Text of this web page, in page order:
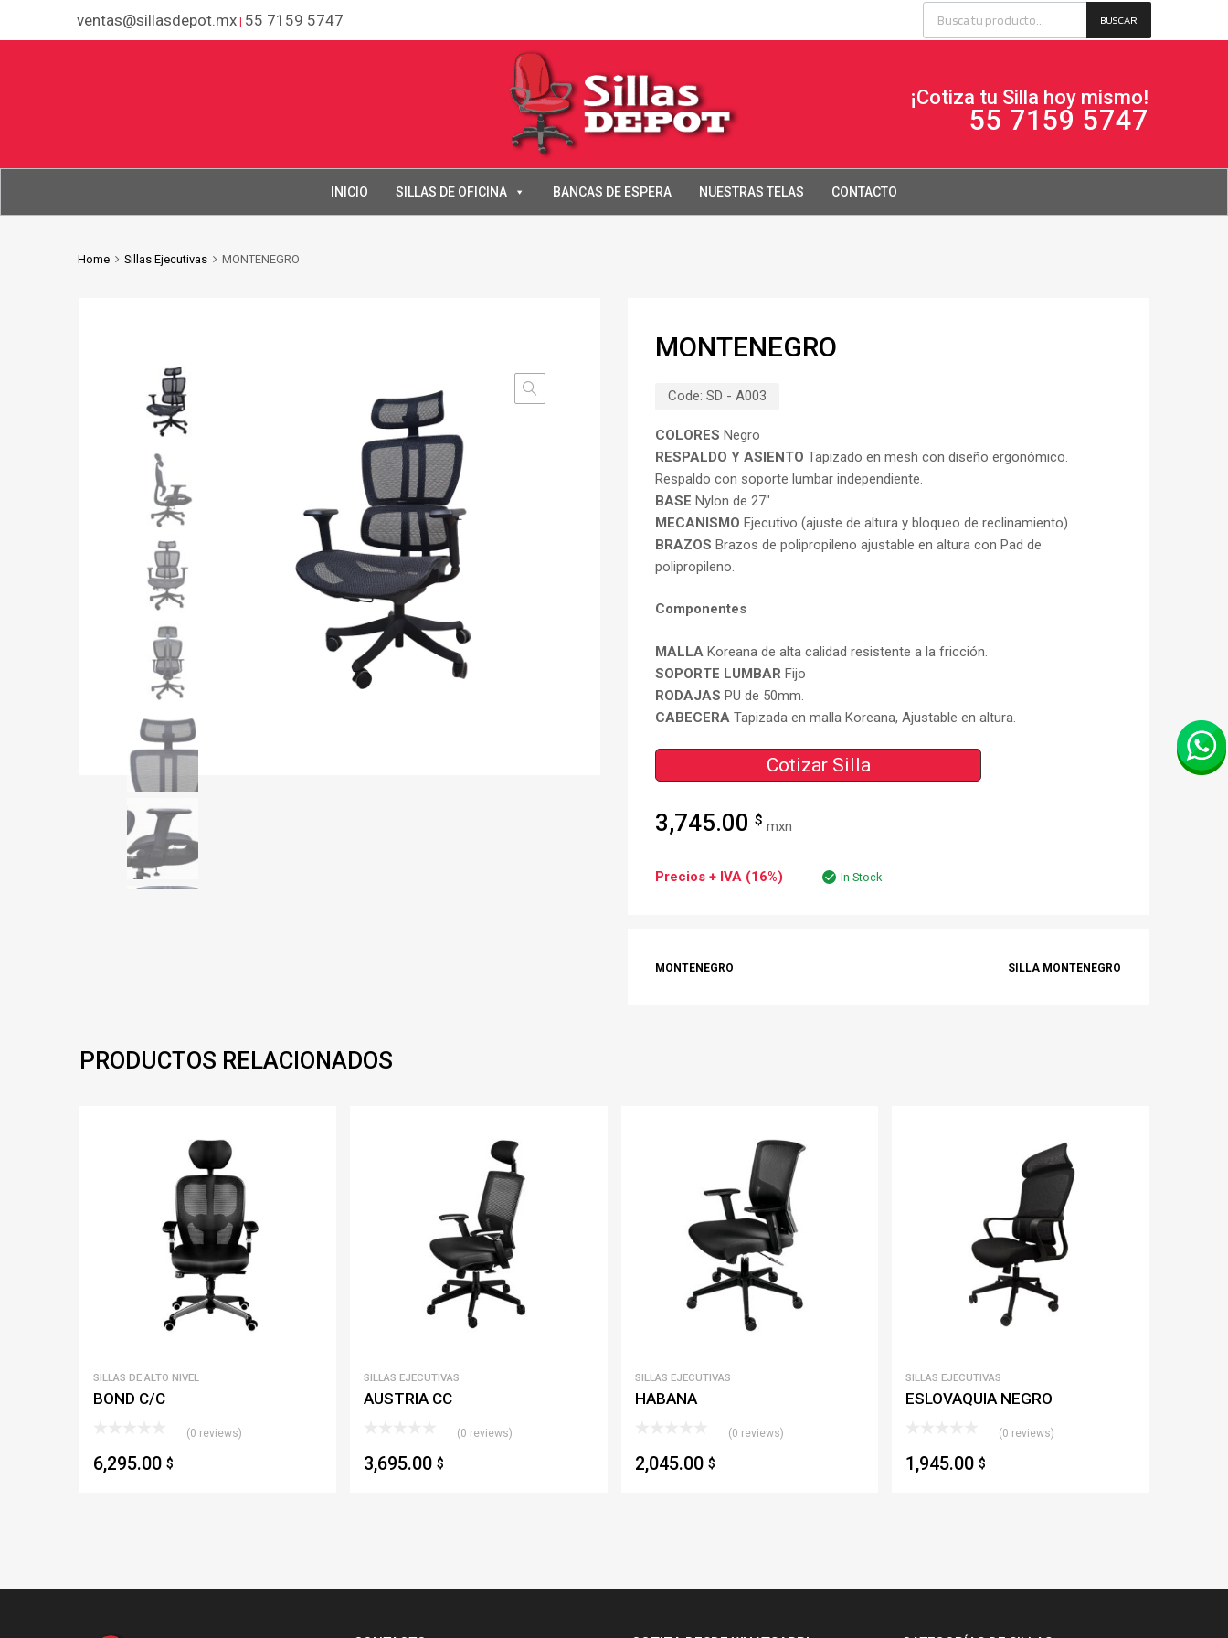
ventas@sillasdepot.mx 55 7159 5747 BUSCAR
¡Cotiza tu Silla hoy mismo!
55 7159 5747
INICIO SILLAS DE OFICINA BANCAS DE ESPERA NUESTRAS TELAS CONTACTO
Home Sillas Ejecutivas MONTENEGRO
MONTENEGRO
Code: SD - A003
COLORES Negro
RESPALDO Y ASIENTO Tapizado en mesh con diseño ergonómico.
Respaldo con soporte lumbar independiente.
BASE Nylon de 27″
MECANISMO Ejecutivo (ajuste de altura y bloqueo de reclinamiento).
BRAZOS Brazos de polipropileno ajustable en altura con Pad de
polipropileno.
Componentes
MALLA Koreana de alta calidad resistente a la fricción.
SOPORTE LUMBAR Fijo
RODAJAS PU de 50mm.
CABECERA Tapizada en malla Koreana, Ajustable en altura.
Cotizar Silla
3,745.00 $ mxn
Precios + IVA (16%) In Stock
MONTENEGRO SILLA MONTENEGRO
PRODUCTOS RELACIONADOS
SILLAS DE ALTO NIVEL
BOND C/C
(0 reviews)
6,295.00 $
SILLAS EJECUTIVAS
AUSTRIA CC
(0 reviews)
3,695.00$
SILLAS EJECUTIVAS
HABANA
(0 reviews)
2,045.00 $
SILLAS EJECUTIVAS
ESLOVAQUIA NEGRO
(0 reviews)
1,945.00 $